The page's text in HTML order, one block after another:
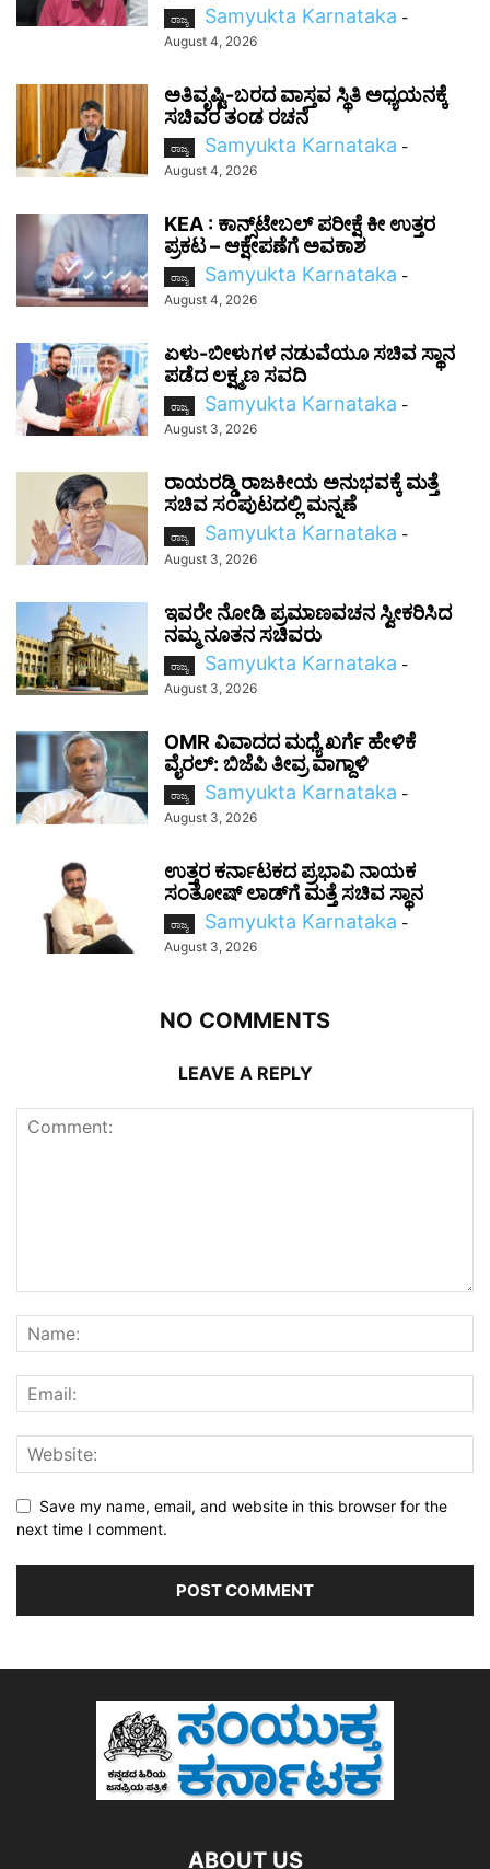
ರಾಜ್ಯ Samyukta Karnataka -
August 4, 2026
ಅತಿವೃಷ್ಟಿ-ಬರದ ವಾಸ್ತವ ಸ್ಥಿತಿ ಅಧ್ಯಯನಕ್ಕೆ
ಸಚಿವರ ತಂಡ ರಚನೆ
ರಾಜ್ಯ Samyukta Karnataka -
August 4, 2026
KEA : ಕಾನ್ಸ್‌ಟೇಬಲ್ ಪರೀಕ್ಷೆ ಕೀ ಉತ್ತರ
ಪ್ರಕಟ – ಆಕ್ಷೇಪಣೆಗೆ ಅವಕಾಶ
ರಾಜ್ಯ Samyukta Karnataka -
August 4, 2026
ಏಳು-ಬೀಳುಗಳ ನಡುವೆಯೂ ಸಚಿವ ಸ್ಥಾನ
ಪಡೆದ ಲಕ್ಷ್ಮಣ ಸವದಿ
ರಾಜ್ಯ Samyukta Karnataka -
August 3, 2026
ರಾಯರಡ್ಡಿ ರಾಜಕೀಯ ಅನುಭವಕ್ಕೆ ಮತ್ತೆ
ಸಚಿವ ಸಂಪುಟದಲ್ಲಿ ಮನ್ನಣೆ
ರಾಜ್ಯ Samyukta Karnataka -
August 3, 2026
ಇವರೇ ನೋಡಿ ಪ್ರಮಾಣವಚನ ಸ್ವೀಕರಿಸಿದ
ನಮ್ಮ ನೂತನ ಸಚಿವರು
ರಾಜ್ಯ Samyukta Karnataka -
August 3, 2026
OMR ವಿವಾದದ ಮಧ್ಯೆ ಖರ್ಗೆ ಹೇಳಿಕೆ
ವೈರಲ್: ಬಿಜೆಪಿ ತೀವ್ರ ವಾಗ್ದಾಳಿ
ರಾಜ್ಯ Samyukta Karnataka -
August 3, 2026
ಉತ್ತರ ಕರ್ನಾಟಕದ ಪ್ರಭಾವಿ ನಾಯಕ
ಸಂತೋಷ್‌ ಲಾಡ್‌ಗೆ ಮತ್ತೆ ಸಚಿವ ಸ್ಥಾನ
ರಾಜ್ಯ Samyukta Karnataka -
August 3, 2026
NO COMMENTS
LEAVE A REPLY
Save my name, email, and website in this browser for the
next time I comment.
ABOUT US